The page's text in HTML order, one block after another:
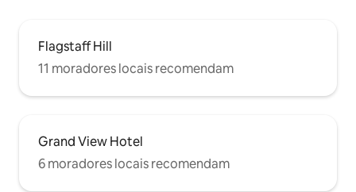
Flagstaff Hill
11 moradores locais recomendam
Grand View Hotel
6 moradores locais recomendam